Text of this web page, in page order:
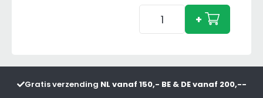
Adapter
aantal
+
Gratis verzending NL vanaf 150,- BE & DE vanaf 200,--